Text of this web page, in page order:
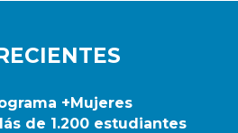
+Mujeres
de 1.200 estudiantes